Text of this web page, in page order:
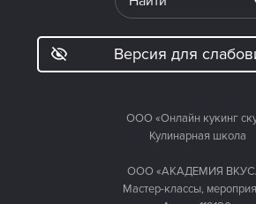
ООО «Онлайн кукинг
Кулинарная школа
ООО «АКАДЕМИЯ
Мастер-классы,
Версия для